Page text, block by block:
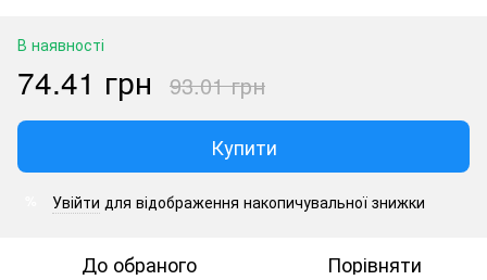
В наявності
74.41 грн 93.01 грн
Купити
Увійти для відображення накопичувальної знижки
До обраного Порівняти